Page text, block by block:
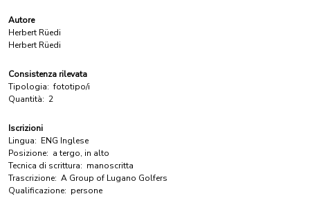
Autore
Herbert Rüedi
Herbert Rüedi
Consistenza rilevata
Tipologia: fototipo/i
Quantità: 2
Iscrizioni
Lingua: ENG Inglese
Posizione: a tergo, in alto
Tecnica di scrittura: manoscritta
Trascrizione: A Group of Lugano Golfers
Qualificazione: persone